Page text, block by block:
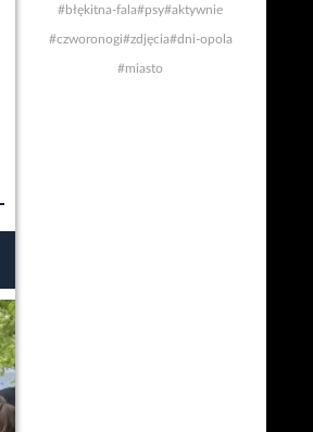
#błękitna-fala#psy#aktywnie
#czworonogi#zdjęcia#dni-opola
#miasto